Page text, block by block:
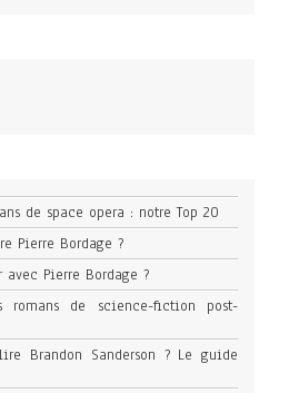
de space opera : notre Top 20
Pierre Bordage ?
avec Pierre Bordage ?
romans de science-fiction post-
Brandon Sanderson ? Le guide